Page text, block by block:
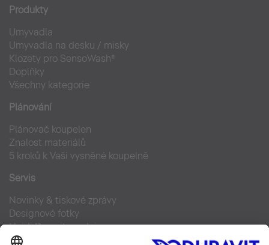
Produkty
Umyvadla
Umyvadla na desku / misky
Klozety pro SensoWash®
Doplňky
Všechny kategorie
Plánování
Plánovač koupelen
Znalost materiálů
5 kroků k Vaší vysněné koupelně
Servis
Novinky & tiskové zprávy
Designové fotky
Najdi Duravit prodejce
Často kladené otázky